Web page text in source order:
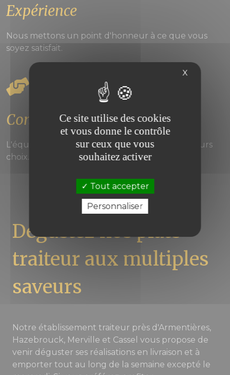
Expérience
Nous mettons un point d'honneur à ce que vous
soyez satisfait.
Conseil
L'équipe est là pour vous aider à faire les meilleurs
choix.
Dégustez nos plats
traiteur aux multiples
saveurs
Notre établissement traiteur près d'Armentières,
Hazebrouck, Merville et Cassel vous propose de
venir déguster ses réalisations en livraison et à
emporter tout au long de la semaine excepté le
X
Ce site utilise des cookies
et vous donne le contrôle
sur ceux que vous
souhaitez activer
Tout accepter
Personnaliser